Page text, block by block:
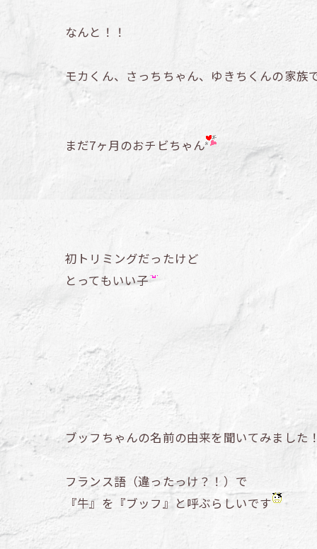
なんと！！
モカくん、さっちちゃん、ゆきちくんの家族
まだ7ヶ月のおチビちゃん
初トリミングだったけど
とってもいい子
ブッフちゃんの名前の由来を聞いてみました
フランス語（違ったっけ？！）で
『牛』を『ブッフ』と呼ぶらしいです